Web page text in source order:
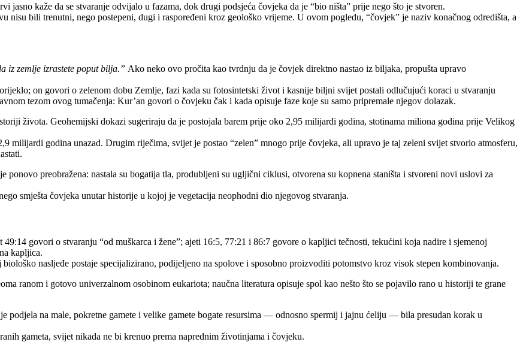
jasno kaže da se stvaranje odvijalo u fazama, dok drugi podsjeća čovjeka da je “bio ništa” prije nego što je stvoren.
nisu bili trenutni, nego postepeni, dugi i raspoređeni kroz geološko vrijeme. U ovom pogledu, “čovjek” je naziv konačnog odredišta, a
iz zemlje izrastete poput bilja.” Ako neko ovo pročita kao tvrdnju da je čovjek direktno nastao iz biljaka, propušta upravo
on govori o zelenom dobu Zemlje, fazi kada su fotosintetski život i kasnije biljni svijet postali odlučujući koraci u stvaranju
tezom ovog tumačenja: Kur’an govori o čovjeku čak i kada opisuje faze koje su samo pripremale njegov dolazak.
života. Geohemijski dokazi sugeriraju da je postojala barem prije oko 2,95 milijardi godina, stotinama miliona godina prije Velikog
milijardi godina unazad. Drugim riječima, svijet je postao “zelen” mnogo prije čovjeka, ali upravo je taj zeleni svijet stvorio atmosferu,
preobražena: nastala su bogatija tla, produbljeni su ugljični ciklusi, otvorena su kopnena staništa i stvoreni novi uslovi za
smješta čovjeka unutar historije u kojoj je vegetacija neophodni dio njegovog stvaranja.
govori o stvaranju “od muškarca i žene”; ajeti 16:5, 77:21 i 86:7 govore o kapljici tečnosti, tekućini koja nadire i sjemenoj
kapljica.
nasljeđe postaje specijalizirano, podijeljeno na spolove i sposobno proizvoditi potomstvo kroz visok stepen kombinovanja.
ranom i gotovo univerzalnom osobinom eukariota; naučna literatura opisuje spol kao nešto što se pojavilo rano u historiji te grane
podjela na male, pokretne gamete i velike gamete bogate resursima — odnosno spermij i jajnu ćeliju — bila presudan korak u
gameta, svijet nikada ne bi krenuo prema naprednim životinjama i čovjeku.